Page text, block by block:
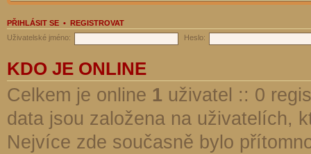
PŘIHLÁSIT SE • REGISTROVAT
Uživatelské jméno:
Heslo:
KDO JE ONLINE
Celkem je online 1 uživatel :: 0
data jsou založena na uživatelích,
Nejvíce zde současně bylo